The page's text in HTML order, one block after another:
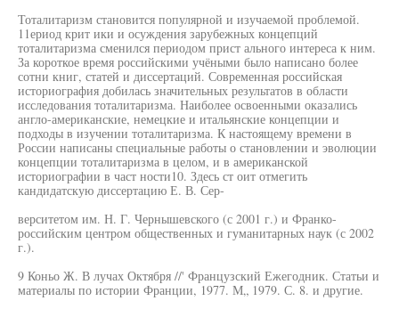
Тоталитаризм становится популярной и изучаемой проблемой.
11ериод крит ики и осуждения зарубежных концепций
тоталитаризма сменился периодом прист ального интереса к ним.
За короткое время российскими учёными было написано более
сотни книг, статей и диссертаций. Современная российская
историография добилась значительных результатов в области
исследования тоталитаризма. Наиболее освоенными оказались
англо-американские, немецкие и итальянские концепции и
подходы в изучении тоталитаризма. К настоящему времени в
России написаны специальные работы о становлении и эволюции
концепции тоталитаризма в целом, и в американской
историографии в част ности10. Здесь ст оит отмегить
кандидатскую диссертацию Е. В. Сер-
верситетом им. Н. Г. Чернышевского (с 2001 г.) и Франко-
российским центром общественных и гуманитарных наук (с 2002
г.).
9 Коньо Ж. В лучах Октября //' Французский Ежегодник. Статьи и
материалы по истории Франции, 1977. М„ 1979. С. 8. и другие.